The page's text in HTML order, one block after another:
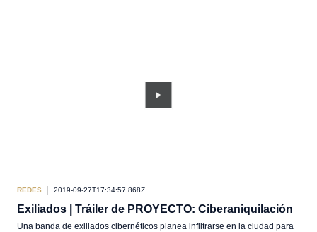
REDES 2019-09-27T17:34:57.868Z
Exiliados | Tráiler de PROYECTO: Ciberaniquilación
Una banda de exiliados cibernéticos planea infiltrarse en la ciudad para